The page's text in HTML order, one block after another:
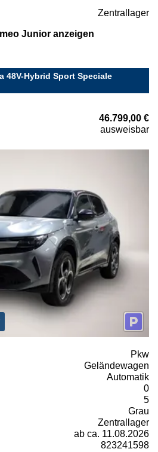
Zentrallager
Junior anzeigen
48V-Hybrid Sport Speciale
46.799,00 €
ausweisbar
Pkw
Geländewagen
Automatik
0
5
Grau
Zentrallager
ab ca. 11.08.2026
823241598